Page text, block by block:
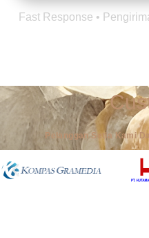
Fast Response •
Pelanggan Setia Kami